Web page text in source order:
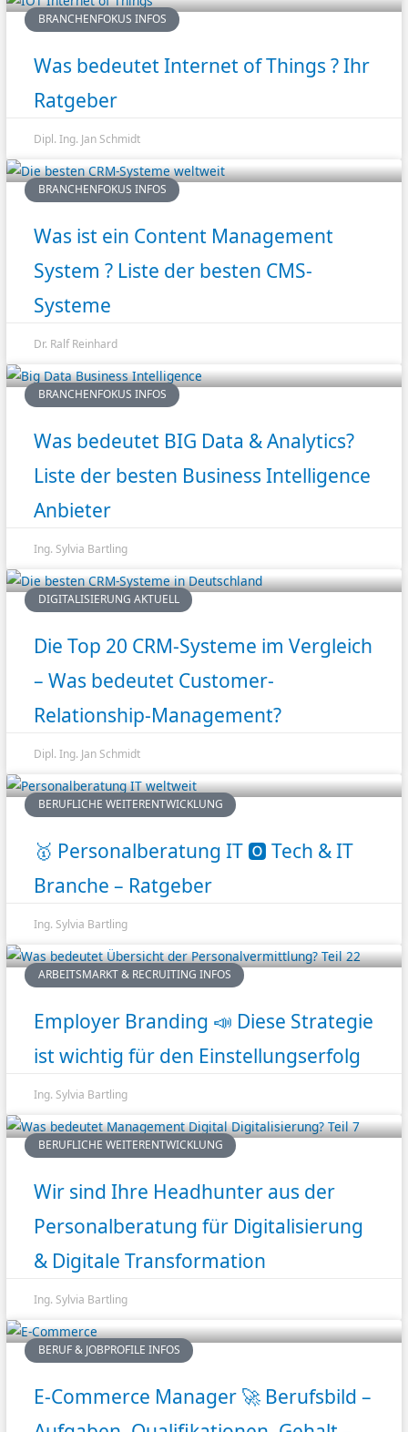
BRANCHENFOKUS INFOS
Was bedeutet Internet of Things ? Ihr
Ratgeber
Dipl. Ing. Jan Schmidt
BRANCHENFOKUS INFOS
Was ist ein Content Management
System ? Liste der besten CMS-
Systeme
Dr. Ralf Reinhard
BRANCHENFOKUS INFOS
Was bedeutet BIG Data & Analytics?
Liste der besten Business Intelligence
Anbieter
Ing. Sylvia Bartling
DIGITALISIERUNG AKTUELL
Die Top 20 CRM-Systeme im Vergleich
– Was bedeutet Customer-
Relationship-Management?
Dipl. Ing. Jan Schmidt
BERUFLICHE WEITERENTWICKLUNG
🥇 Personalberatung IT 🅾️ Tech & IT
Branche – Ratgeber
Ing. Sylvia Bartling
ARBEITSMARKT & RECRUITING INFOS
Employer Branding 📣 Diese Strategie
ist wichtig für den Einstellungserfolg
Ing. Sylvia Bartling
BERUFLICHE WEITERENTWICKLUNG
Wir sind Ihre Headhunter aus der
Personalberatung für Digitalisierung
& Digitale Transformation
Ing. Sylvia Bartling
BERUF & JOBPROFILE INFOS
E-Commerce Manager 🚀 Berufsbild –